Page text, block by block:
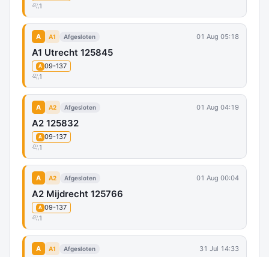
1
A A1 Afgesloten 01 Aug 05:18
A1 Utrecht 125845
A 09-137
1
A A2 Afgesloten 01 Aug 04:19
A2 125832
A 09-137
1
A A2 Afgesloten 01 Aug 00:04
A2 Mijdrecht 125766
A 09-137
1
A A1 Afgesloten 31 Jul 14:33